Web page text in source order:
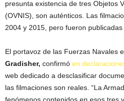
presunta existencia de tres Objetos
(OVNIS), son auténticos. Las
2004 y 2015, pero fueron
El portavoz de las Fuerzas Navales
Gradisher, confirmó en
web dedicado a desclasificar
las filmaciones son reales. “La